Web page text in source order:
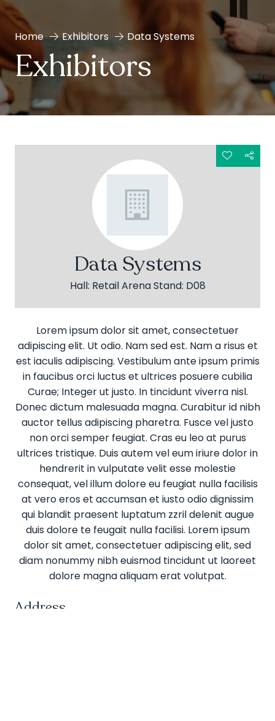
Home Exhibitors Data Systems
Exhibitors
Data Systems
Hall: Retail Arena Stand: D08
Lorem ipsum dolor sit amet, consectetuer
adipiscing elit. Ut odio. Nam sed est. Nam a risus et
est iaculis adipiscing. Vestibulum ante ipsum primis
in faucibus orci luctus et ultrices posuere cubilia
Curae; Integer ut justo. In tincidunt viverra nisl.
Donec dictum malesuada magna. Curabitur id nibh
auctor tellus adipiscing pharetra. Fusce vel justo
non orci semper feugiat. Cras eu leo at purus
ultrices tristique. Duis autem vel eum iriure dolor in
hendrerit in vulputate velit esse molestie
consequat, vel illum dolore eu feugiat nulla facilisis
at vero eros et accumsan et iusto odio dignissim
qui blandit praesent luptatum zzril delenit augue
duis dolore te feugait nulla facilisi. Lorem ipsum
dolor sit amet, consectetuer adipiscing elit, sed
diam nonummy nibh euismod tincidunt ut laoreet
dolore magna aliquam erat volutpat.
Address